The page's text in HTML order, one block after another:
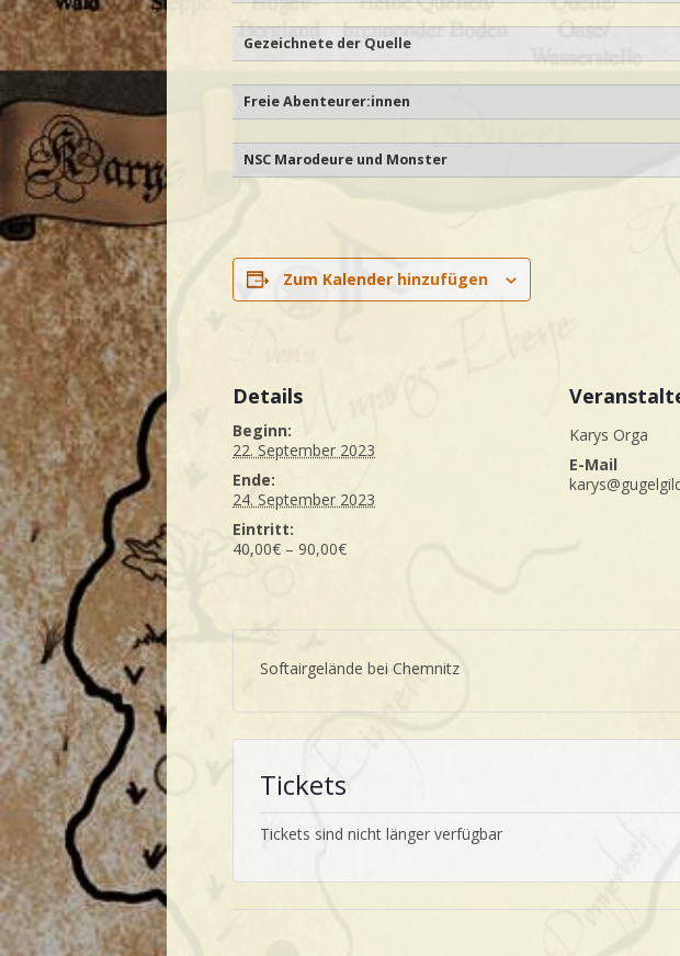
Gezeichnete der Quelle
Freie Abenteurer:innen
NSC Marodeure und Monster
Zum Kalender hinzufügen
Details
Beginn:
22. September 2023
Ende:
24. September 2023
Eintritt:
40,00€ – 90,00€
Karys Orga
E-Mail
Softairgelände bei Chemnitz
Tickets
Tickets sind nicht länger verfügbar